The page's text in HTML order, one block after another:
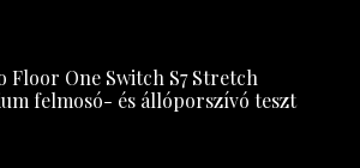
Floor One Switch S7 Stretch
felmosó- és állóporszívó teszt